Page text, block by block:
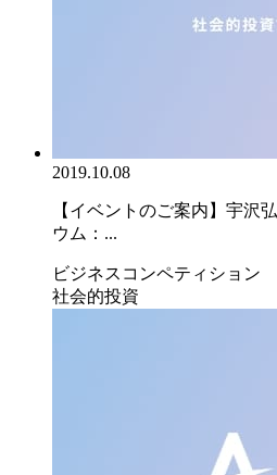
2019.10.08
【イベントのご案内】宇沢
ウム：...
ビジネスコンペティション
社会的投資